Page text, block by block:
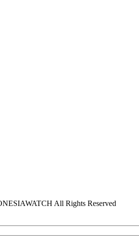
All Rights Reserved